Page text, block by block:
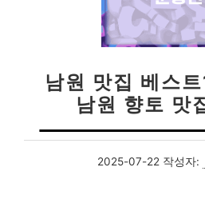
남원 맛집 베스
남원 향토 맛
2025-07-22 작성자: